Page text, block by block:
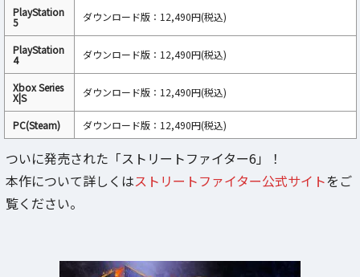
PlayStation
5 ダウンロード版：12,490円(税込)
PlayStation
4 ダウンロード版：12,490円(税込)
Xbox Series
X|S ダウンロード版：12,490円(税込)
PC(Steam) ダウンロード版：12,490円(税込)
ついに発売された「ストリートファイター6」！
本作について詳しくはストリートファイター公式サイトをご
覧ください。